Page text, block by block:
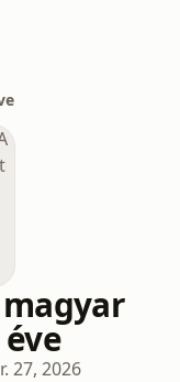
27, 2026